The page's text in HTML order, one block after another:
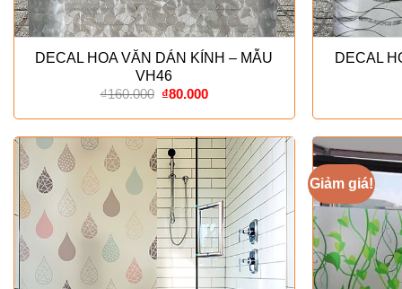
DECAL HOA VĂN DÁN KÍNH – MẪU
VH46
₫160.000 Giá
là:
₫160.000.
₫80.000Giá
tại
là:
₫80.000.
DECAL
Giảm giá!